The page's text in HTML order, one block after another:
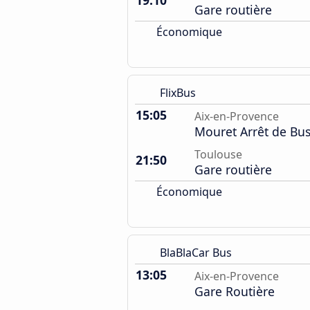
Gare routière
Économique
FlixBus
15:05 Aix-en-Provence
Mouret Arrêt de Bus
21:50
Toulouse
Gare routière
Économique
BlaBlaCar Bus
13:05 Aix-en-Provence
Gare Routière